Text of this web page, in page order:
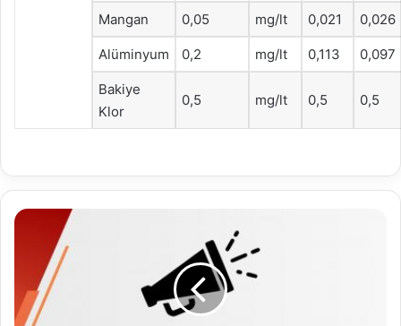
Mangan 0,05 mg/lt 0,021 0,026
Alüminyum 0,2 mg/lt 0,113 0,097
Bakiye
Klor
0,5 mg/lt 0,5 0,5
2023
Meclis
Toplantı
Duyurusu